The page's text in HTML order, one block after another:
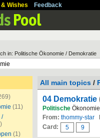
& Wishes Feedback
in: Politische Ökonomie / Demokratie
(11)
/
(1)
All main topics /
04 Demokratie
Politische
From: thommy-star
Card:
5 9